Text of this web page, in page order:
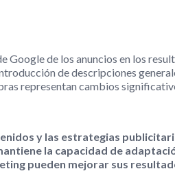
Google de los anuncios en los
de descripciones
representan cambios
y las estrategias
la capacidad de
pueden mejorar sus